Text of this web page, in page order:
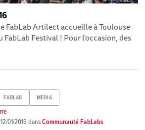
FabLab Artilect accueille à Toulouse
FabLab Festival ! Pour l'occasion, des
FABLAB MEDIA
12/01/2016dansCommunauté FabLabs